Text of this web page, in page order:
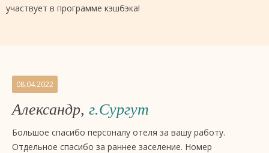
участвует в программе кэшбэка!
08.04.2022
Александр, г.Сургут
Большое спасибо персоналу отеля за вашу работу.
Отдельное спасибо за раннее заселение. Номер